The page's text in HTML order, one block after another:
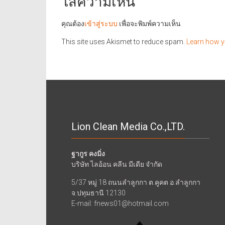
คุณต้องเข้าสู่ระบบ เพื่อจะพิมพ์ความเห็น
This site uses Akismet to reduce spam. Learn how
Lion Clean Media Co.,LTD.
ฐากูร คงมิ่ง
บริษัท ไลอ้อน คลีน มีเดีย จำกัด
5/37 หมู่ 18 ถนนลำลูกกา ต.คูคต อ.ลำลูกกา
จ.ปทุมธานี 12130
E-mail: fnews01@hotmail.com